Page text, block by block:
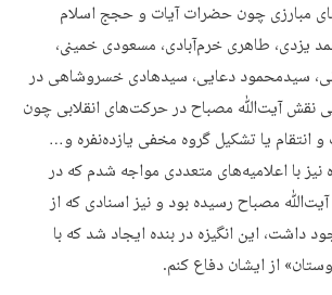
مبارزی چون حضرات آیات و حجج اسلام
یزدی، طاهری خرم‌آبادی، مسعودی خمینی،
سیدمحمود دعایی، سیدهادی خسروشاهی در
نقش آیت‌ﷲ مصباح در حرکت‌های انقلابی چون
و انتقام یا تشکیل گروه مخفی یازده‌نفره و…
نیز با اعلامیه‌های متعددی مواجه شدم که در
آیت‌ﷲ مصباح رسیده بود و نیز اسنادی که از
داشت، این انگیزه در بنده ایجاد شد که با
از ایشان دفاع کنم.